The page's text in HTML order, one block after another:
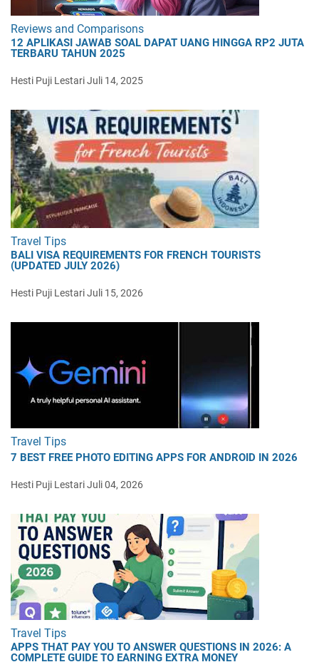
Reviews and Comparisons
12 APLIKASI JAWAB SOAL DAPAT UANG HINGGA RP2 JUTA
TERBARU TAHUN 2025
Hesti Puji LestariJuli 14, 2025
Travel Tips
BALI VISA REQUIREMENTS FOR FRENCH TOURISTS
(UPDATED JULY 2026)
Hesti Puji LestariJuli 15, 2026
Travel Tips
7 BEST FREE PHOTO EDITING APPS FOR ANDROID IN 2026
Hesti Puji LestariJuli 04, 2026
Travel Tips
APPS THAT PAY YOU TO ANSWER QUESTIONS IN 2026: A
COMPLETE GUIDE TO EARNING EXTRA MONEY